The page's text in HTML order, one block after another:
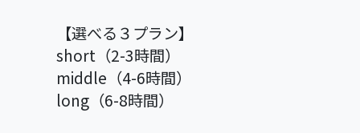
【選べる３プラン】
short（2-3時間）
middle（4-6時間）
long（6-8時間）